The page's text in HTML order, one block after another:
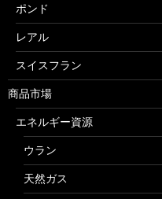
ポンド
レアル
スイスフラン
商品市場
エネルギー資源
ウラン
天然ガス